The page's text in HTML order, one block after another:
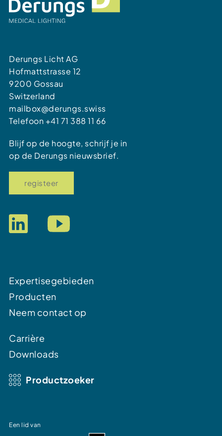
Derungs Licht AG
Hofmattstrasse 12
9200 Gossau
Switzerland
mailbox@derungs.swiss
Telefoon+41 71 388 11 66
Expertisegebieden
Producten
Neem contact op
Carrière
Downloads
Productzoeker
Een lid van
Blijf op de hoogte, schrijf je in
op de Derungs nieuwsbrief.
registeer